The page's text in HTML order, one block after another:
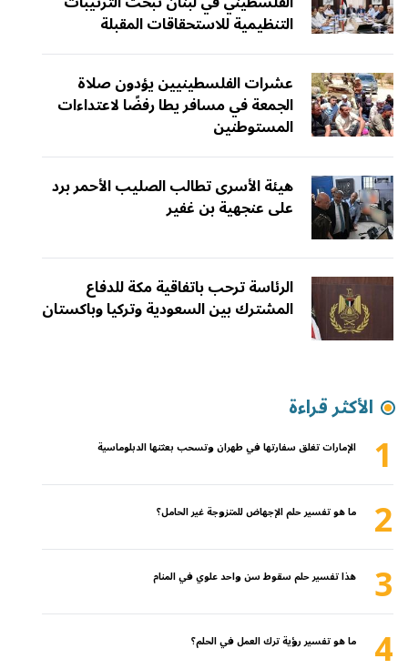
التنظيمية للاستحقاقات المقبلة
عشرات الفلسطينيين يؤدون صلاة
الجمعة في مسافر يطا رفضًا لاعتداءات
المستوطنين
هيئة الأسرى تطالب الصليب الأحمر برد
على عنجهية بن غفير
الرئاسة ترحب باتفاقية مكة للدفاع
المشترك بين السعودية وتركيا وباكستان
الأكثر قراءة
1 الإمارات تغلق سفارتها في طهران وتسحب بعثتها الدبلوماسية
2 ما هو تفسير حلم الإجهاض للمتزوجة غير الحامل؟
3 هذا تفسير حلم سقوط سن واحد علوي في المنام
4 ما هو تفسير رؤية ترك العمل في الحلم؟